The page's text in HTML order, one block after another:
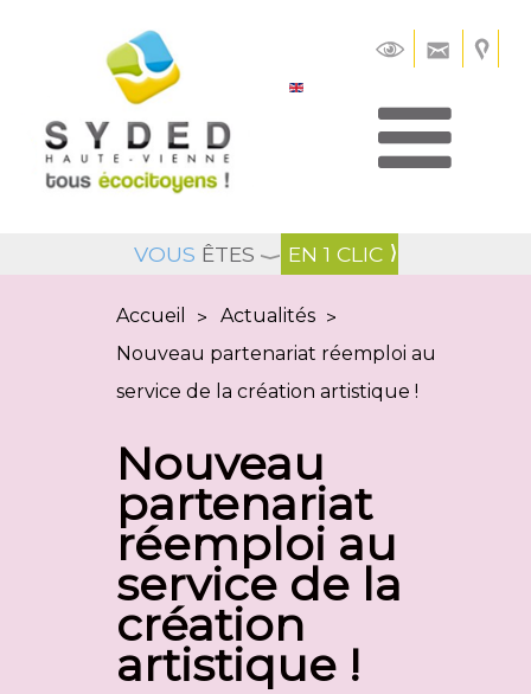
VOUS ÊTES EN 1 CLIC
Accueil > Actualités >
Nouveau partenariat réemploi au
service de la création artistique !
Nouveau
partenariat
réemploi au
service de la
création
artistique !